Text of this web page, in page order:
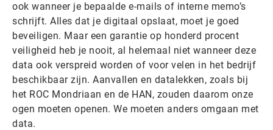
ook wanneer je bepaalde e-mails of interne memo’s
schrijft. Alles dat je digitaal opslaat, moet je goed
beveiligen. Maar een garantie op honderd procent
veiligheid heb je nooit, al helemaal niet wanneer deze
data ook verspreid worden of voor velen in het bedrijf
beschikbaar zijn. Aanvallen en datalekken, zoals bij
het ROC Mondriaan en de HAN, zouden daarom onze
ogen moeten openen. We moeten anders omgaan met
data.